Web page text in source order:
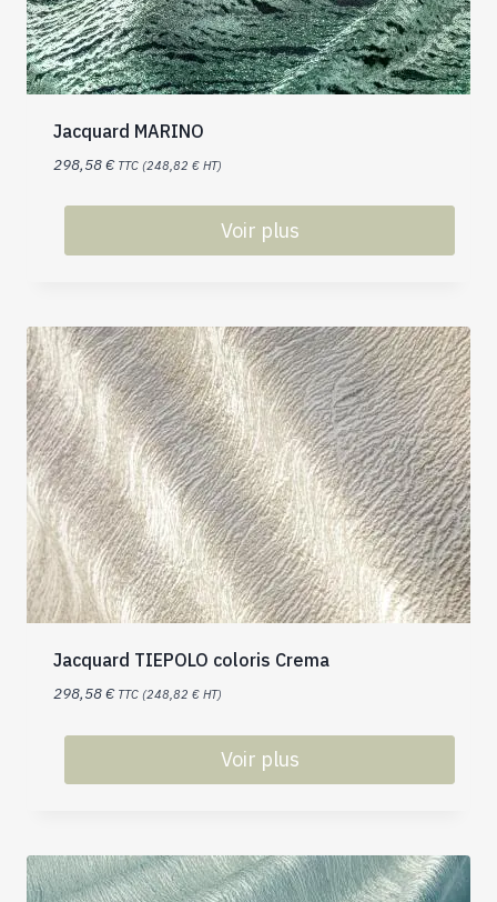
Jacquard MARINO
298,58€ TTC (248,82 € HT)
Voir plus
Jacquard TIEPOLO coloris Crema
298,58€ TTC (248,82 € HT)
Voir plus